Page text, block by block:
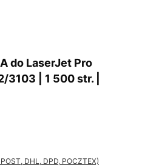
do LaserJet Pro
| 1 500 str. |
DHL, DPD, POCZTEX)